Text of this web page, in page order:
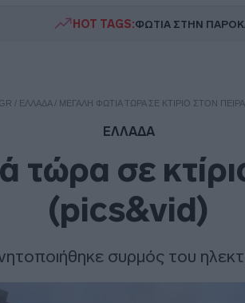
HOT TAGS:ΦΩΤΙΑ ΣΤΗΝ ΠΑΡΟ
/ ΕΛΛΑΔΑ/ ΜΕΓΆΛΗ ΦΩΤΙΆ ΤΏΡΑ ΣΕ ΚΤΊΡΙΟ ΣΤΟΝ
ΕΛΛΑΔΑ
σε
(pics&vid)
συρμός του